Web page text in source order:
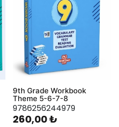
9th Grade Workbook
Theme 5-6-7-8
9786256244979
260,00 ₺